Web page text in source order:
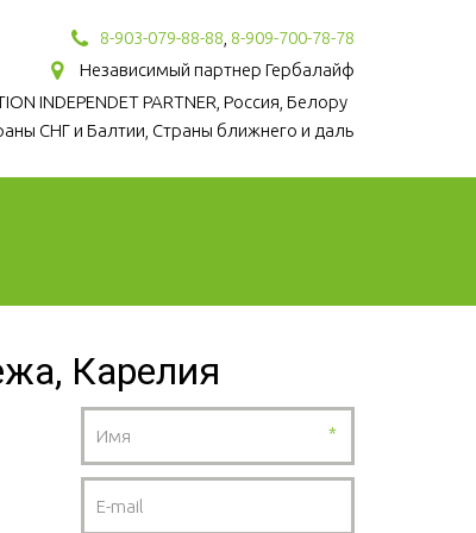
8-903-079-88-88 8-909-700-78-78
Независимый партнер Гербалайф
INDEPENDET PARTNER, Россия, Белору
СНГ и Балтии, Страны ближнего и даль
Карелия
*